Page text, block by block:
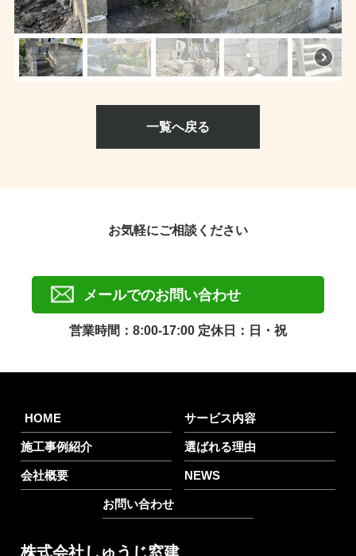
一覧へ戻る
お気軽にご相談ください
メールでのお問い合わせ
営業時間：8:00-17:00 定休日：日・祝
株式会社しゅうじ窓建
HOME サービス内容
施工事例紹介 選ばれる理由
会社概要 NEWS
お問い合わせ